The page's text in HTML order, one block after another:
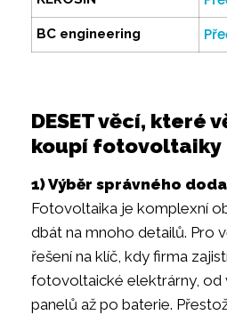
BC engineering
DESET věcí, které
koupí fotovoltaiky
1) Výběr správného
Fotovoltaika je komplexní
dbát na mnoho detailů. Pro
řešení na klíč, kdy firma
fotovoltaické elektrárny, od
panelů až po baterie.